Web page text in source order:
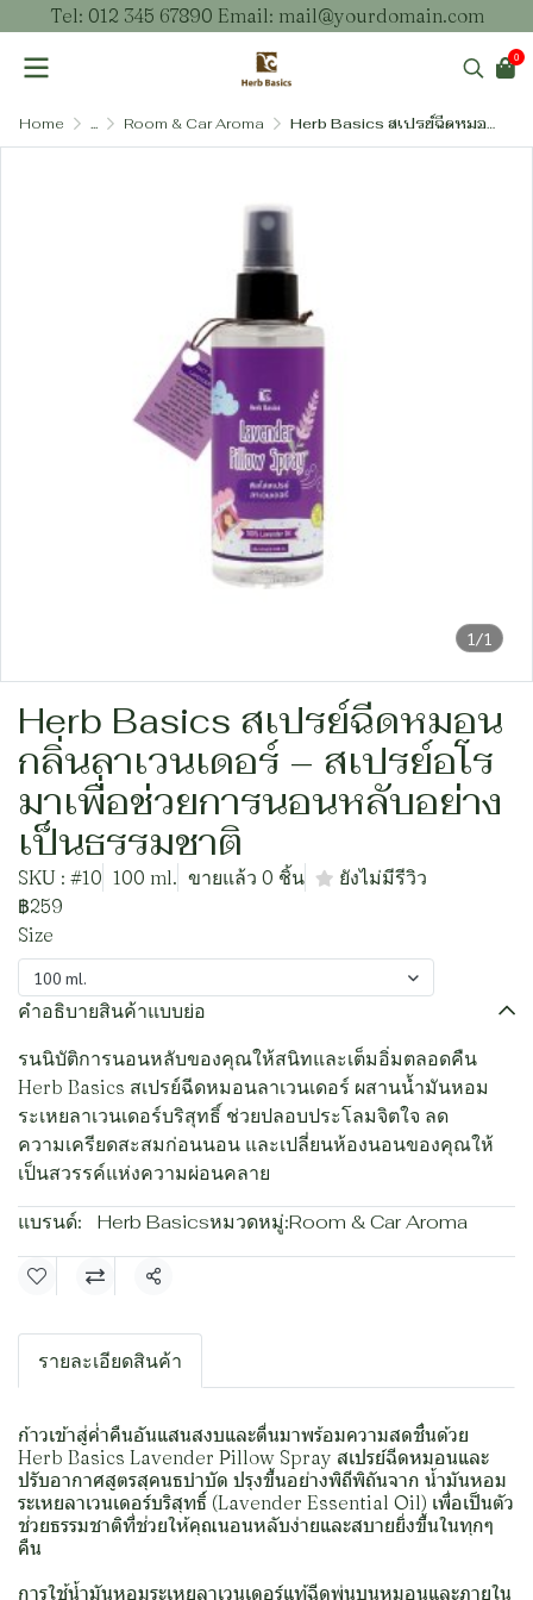
Tel: 012 345 67890 Email: mail@yourdomain.com
0
Home ... Room & Car Aroma Herb Basics สเปรย์ฉีดหมอนกลิ่นลาเวนเดอร์ – สเปรย์อโรมาเพื่อช่วยการนอนหลับอย่างเป็นธรรมชาติ
1/1
Herb Basics สเปรย์ฉีดหมอน
กลิ่นลาเวนเดอร์ – สเปรย์อโร
มาเพื่อช่วยการนอนหลับอย่าง
เป็นธรรมชาติ
SKU : #10 100 ml. ขายแล้ว 0 ชิ้น
ยังไม่มีรีวิว
฿259
Size
100 ml.
คำอธิบายสินค้าแบบย่อ
รนนิบัติการนอนหลับของคุณให้สนิทและเต็มอิ่มตลอดคืน
Herb Basics สเปรย์ฉีดหมอนลาเวนเดอร์ ผสานน้ำมันหอม
ระเหยลาเวนเดอร์บริสุทธิ์ ช่วยปลอบประโลมจิตใจ ลด
ความเครียดสะสมก่อนนอน และเปลี่ยนห้องนอนของคุณให้
เป็นสวรรค์แห่งความผ่อนคลาย
แบรนด์: Herb Basicsหมวดหมู่:Room & Car Aroma
แชร์
รายละเอียดสินค้า
ก้าวเข้าสู่ค่ำคืนอันแสนสงบและตื่นมาพร้อมความสดชื่นด้วย
Herb Basics Lavender Pillow Spray สเปรย์ฉีดหมอนและ
ปรับอากาศสูตรสุคนธบำบัด ปรุงขึ้นอย่างพิถีพิถันจาก น้ำมันหอม
ระเหยลาเวนเดอร์บริสุทธิ์ (Lavender Essential Oil) เพื่อเป็นตัว
ช่วยธรรมชาติที่ช่วยให้คุณนอนหลับง่ายและสบายยิ่งขึ้นในทุกๆ
คืน
การใช้น้ำมันหอมระเหยลาเวนเดอร์แท้ฉีดพ่นบนหมอนและภายใน